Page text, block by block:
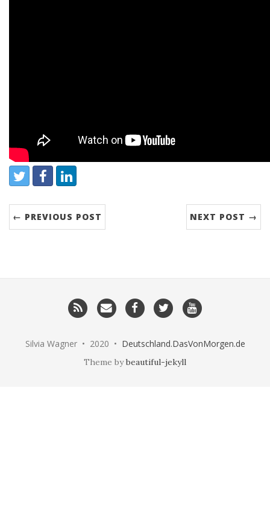
Share:
TwitterFacebookLinkedIn
← PREVIOUS POST NEXT POST →
RSS
Email
me
FacebookTwitter
Silvia Wagner • 2020 • Deutschland.DasVonMorgen.de
Theme bybeautiful-jekyll